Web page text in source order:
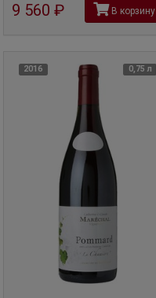
9 560 руб В корзину
2016 0,75 л